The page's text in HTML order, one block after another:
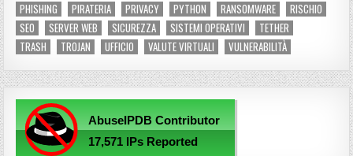
PHISHING
PIRATERIA PRIVACY PYTHON RANSOMWARE
RISCHIO
SEO
SERVER WEB SICUREZZA SISTEMI OPERATIVI
TETHER
TRASH
TROJAN UFFICIO VALUTE VIRTUALI VULNERABILITÀ